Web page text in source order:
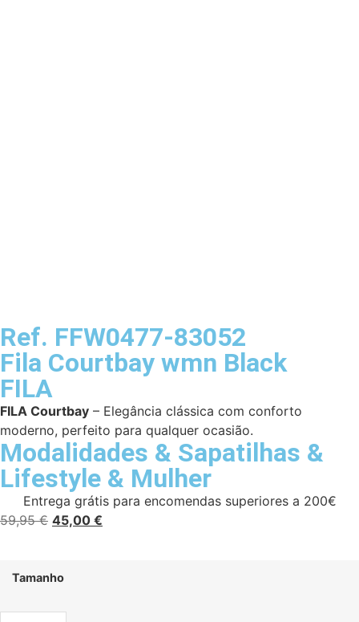
Ref. FFW0477-83052
Fila Courtbay wmn Black
FILA
FILA Courtbay – Elegância clássica com conforto
moderno, perfeito para qualquer ocasião.
Modalidades & Sapatilhas &
Lifestyle & Mulher
Entrega grátis para encomendas superiores a 200€
59,95€ 45,00 €
Tamanho